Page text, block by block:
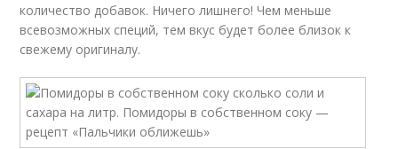
количество добавок. Ничего лишнего! Чем меньше
всевозможных специй, тем вкус будет более близок к
свежему оригиналу.